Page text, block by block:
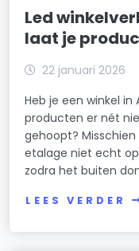
Led
laat je
22 januari 2026
Heb je een winkel
producten er nét
gehoopt?
etalage niet echt
zodra het buiten
LEES VERDER